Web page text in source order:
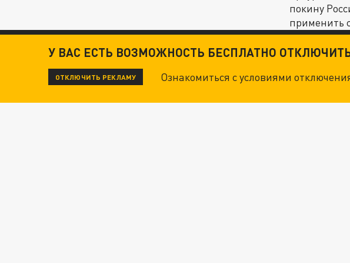
покину
применить
У ВАС ЕСТЬ ВОЗМОЖНОСТЬ БЕСПЛАТНО
ОТКЛЮЧИТЬ РЕКЛАМУ Ознакомиться с условиями